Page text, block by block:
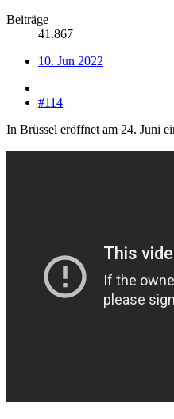
Beiträge
41.867
10. Jun 2022
#114
In Brüssel eröffnet am 24. Juni